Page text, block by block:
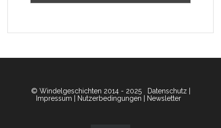
© Windelgeschichten 2014 - 2025 Datenschutz
Impressum
Nutzerbedingungen Newsletter